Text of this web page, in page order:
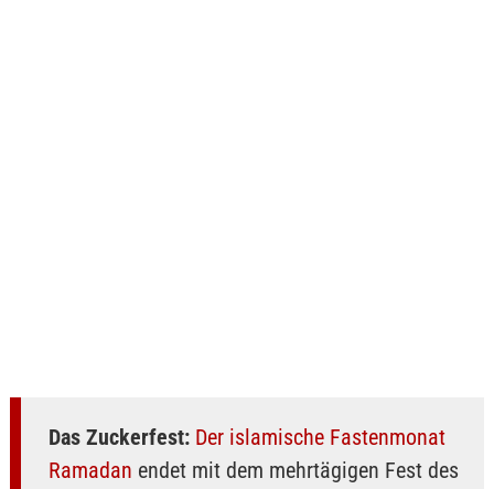
Das Zuckerfest: Der islamische Fastenmonat
Ramadan endet mit dem mehrtägigen Fest des